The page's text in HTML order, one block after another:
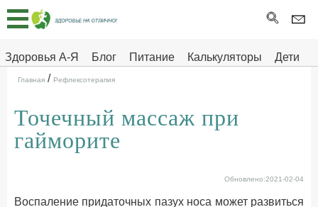
Здоровья А-Я Блог Питание Калькуляторы
Дети
Здоровье на отлично
Главная
Тесты
Про
ДЕТЯМ
Главная / Рефлексотерапия
Точечный массаж при
гайморите
Обновлено:2021-02-04
Воспаление придаточных пазух носа может развиться